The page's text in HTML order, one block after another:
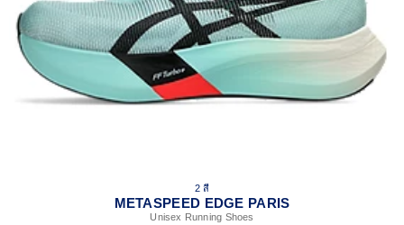
2 สี
METASPEED EDGE PARIS
Unisex Running Shoes